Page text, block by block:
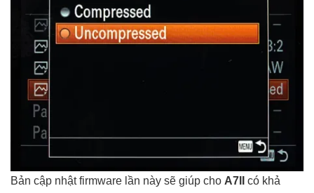
Bản cập nhật firmware lần này sẽ giúp cho A7II
có khả